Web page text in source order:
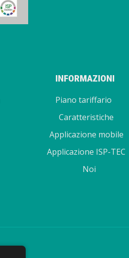
INFORMAZIONI
Piano tariffario
Caratteristiche
Applicazione mobile
Applicazione ISP-TEC
Noi